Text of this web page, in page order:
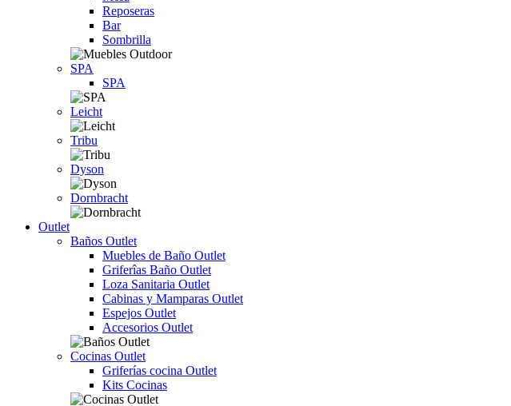
Reposeras
Bar
Sombrilla
SPA
SPA
Leicht
Tribu
Dyson
Dornbracht
Outlet
Baños Outlet
Muebles de Baño Outlet
Griferîas Baño Outlet
Loza Sanitaria Outlet
Cabinas y Mamparas Outlet
Espejos Outlet
Accesorios Outlet
Cocinas Outlet
Griferías cocina Outlet
Kits Cocinas